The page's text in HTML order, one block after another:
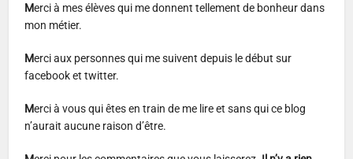
Merci à mes élèves qui me donnent tellement de bonheur dans
mon métier.
Merci aux personnes qui me suivent depuis le début sur
facebook et twitter.
Merci à vous qui êtes en train de me lire et sans qui ce blog
n’aurait aucune raison d’être.